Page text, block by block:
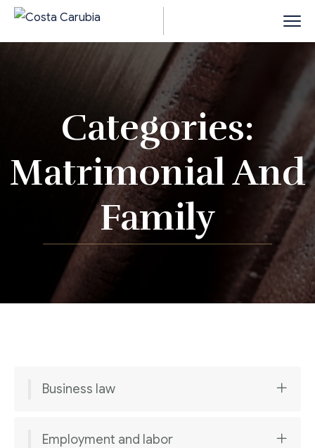
Categories:
Matrimonial And
Family
Business law
Employment and labor